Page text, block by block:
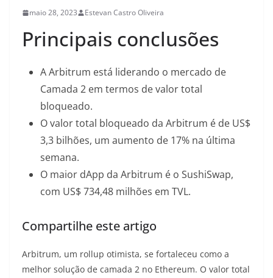
maio 28, 2023 Estevan Castro Oliveira
Principais conclusões
A Arbitrum está liderando o mercado de
Camada 2 em termos de valor total
bloqueado.
O valor total bloqueado da Arbitrum é de US$
3,3 bilhões, um aumento de 17% na última
semana.
O maior dApp da Arbitrum é o SushiSwap,
com US$ 734,48 milhões em TVL.
Compartilhe este artigo
Arbitrum, um rollup otimista, se fortaleceu como a
melhor solução de camada 2 no Ethereum. O valor total